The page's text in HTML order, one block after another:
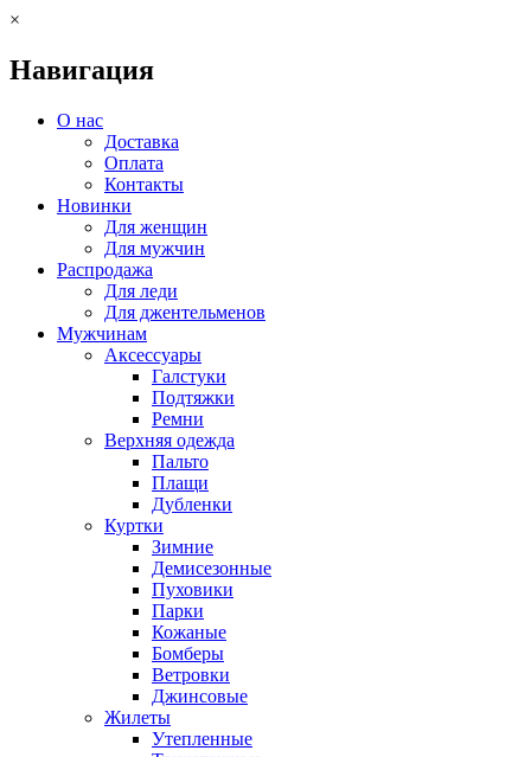
×
Навигация
О нас
Доставка
Оплата
Контакты
Новинки
Для женщин
Для мужчин
Распродажа
Для леди
Для джентельменов
Мужчинам
Аксессуары
Галстуки
Подтяжки
Ремни
Верхняя одежда
Пальто
Плащи
Дубленки
Куртки
Зимние
Демисезонные
Пуховики
Парки
Кожаные
Бомберы
Ветровки
Джинсовые
Жилеты
Утепленные